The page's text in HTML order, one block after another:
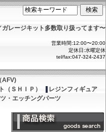
レージキット多数取り扱ってます〜
営業時間:12:00〜20:00
定休日:水曜定休
tel/fax:047-324-2437
AFV)
（ＳＨＩＰ）
レジンフィギュア
・エッチングパーツ